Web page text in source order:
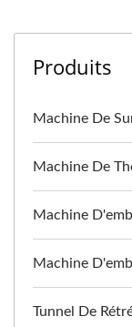
Produits
Machine De
Machine De
Machine
Machine
Tunnel De